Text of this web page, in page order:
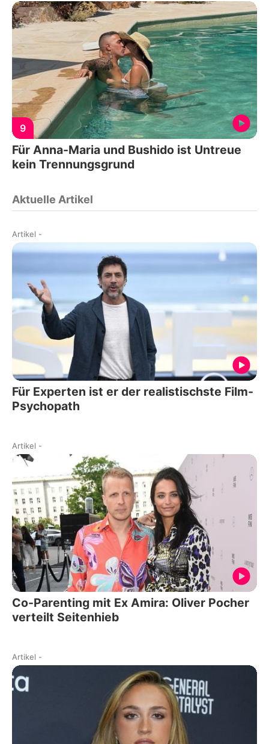
9
Für Anna-Maria und Bushido ist Untreue
kein Trennungsgrund
Aktuelle Artikel
Artikel -
Für Experten ist er der realistischste Film-
Psychopath
Artikel -
Co-Parenting mit Ex Amira: Oliver Pocher
verteilt Seitenhieb
Artikel -